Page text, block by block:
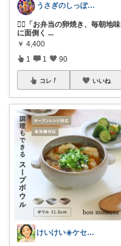
うさぎのしっぽ43🐰2児の母👧朝コレ
🙋‍♀️「お弁当の卵焼き、毎朝地味
に面倒く ...
￥ 4,400
1 1 90
コレ いいね
けいけい☀️ケセラセラと軽やかに🌻